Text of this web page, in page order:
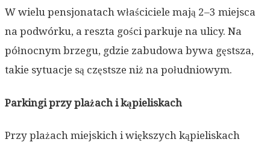
W wielu pensjonatach właściciele mają 2–3 miejsca
na podwórku, a reszta gości parkuje na ulicy. Na
północnym brzegu, gdzie zabudowa bywa gęstsza,
takie sytuacje są częstsze niż na południowym.
Parkingi przy plażach i kąpieliskach
Przy plażach miejskich i większych kąpieliskach